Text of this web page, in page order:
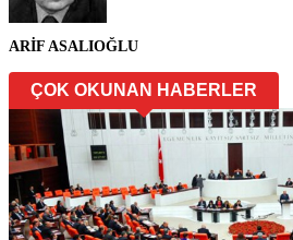
ARİF ASALIOĞLU
ÇOK OKUNAN HABERLER